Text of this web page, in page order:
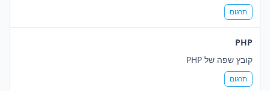
תרגום
PHP
קובץ שפה של PHP
תרגום